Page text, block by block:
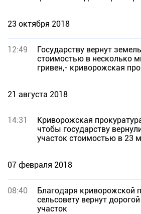
23 октября 2018
12:49
Государству вернут
стоимостью в несколько
гривен,- криворожская
21 августа 2018
14:31
Криворожская
чтобы государству
участок стоимостью в 23
07 февраля 2018
08:40
Благодаря криворожской
сельсовету вернут
участок